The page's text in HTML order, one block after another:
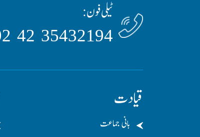
ٹیلی فون:
35432194 42 92+
قیادت
بانی جماعت